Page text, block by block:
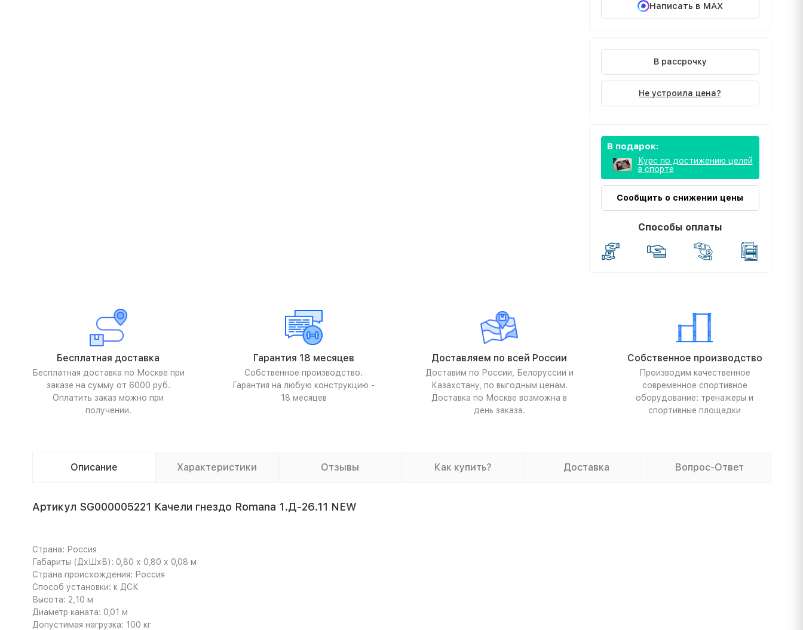
Написать в MAX
В рассрочку
Не устроила цена?
В подарок:
Курс по достижению целей
в спорте
Сообщить о снижении цены
Способы оплаты
Бесплатная доставка
Бесплатная доставка по Москве при
заказе на сумму от 6000 руб.
Оплатить заказ можно при
получении.
Гарантия 18 месяцев
Собственное производство.
Гарантия на любую конструкцию -
18 месяцев
Доставляем по всей России
Доставим по России, Белоруссии и
Казахстану, по выгодным ценам.
Доставка по Москве возможна в
день заказа.
Собственное производство
Производим качественное
современное спортивное
оборудование: тренажеры и
спортивные площадки
Описание Характеристики Отзывы Как купить? Доставка Вопрос-Ответ
Артикул SG000005221 Качели гнездо Romana 1.Д-26.11 NEW
Страна: Россия
Габариты (ДхШхВ): 0,80 х 0,80 х 0,08 м
Страна происхождения: Россия
Способ установки: к ДСК
Высота: 2,10 м
Диаметр каната: 0,01 м
Допустимая нагрузка: 100 кг